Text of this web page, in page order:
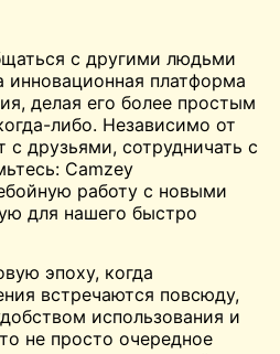
с другими людьми
платформа
делая его более простым
либо. Независимо от
с друзьями, сотрудничать с
Camzey
работу с новыми
для нашего быстро
эпоху, когда
встречаются повсюду,
использования и
не просто очередное